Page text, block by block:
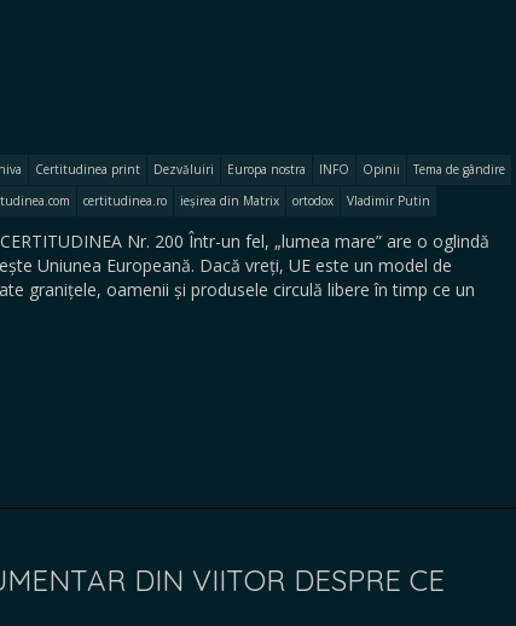
Certitudinea print Dezvăluiri Europa nostra INFO Opinii
Tema de gândire
certitudinea.ro ieșirea din Matrix ortodox Vladimir Putin
Nr. 200 Într-un fel, „lumea mare” are o oglindă
Uniunea Europeană. Dacă vreți, UE este un model de
granițele, oamenii și produsele circulă libere în timp ce un
DIN VIITOR DESPRE CE